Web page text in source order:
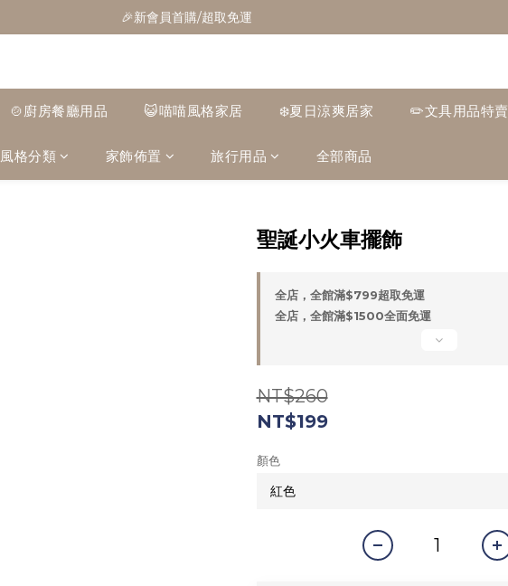
🎁全館消費滿1300立折100
🎉新會員首購/超取免運
🎁全館消費滿1300立折100
🍲廚房餐廳用品 😺喵喵風格家居 ❄️夏日涼爽居家 ✏️文具用品特賣
風格分類 家飾佈置 旅行用品 全部商品
聖誕小火車擺飾
全店，全館滿$799超取免運
全店，全館滿$1500全面免運
NT$260
NT$199
顏色